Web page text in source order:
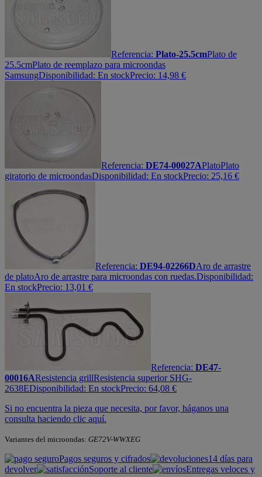
Referencia: Plato-25.5cmPlato de
25.5cmPlato de reemplazo para microondas
SamsungDisponibilidad: En stockPrecio: 14,98 €
Referencia: DE74-00027APlatoPlato
giratorio de microondasDisponibilidad: En stockPrecio: 25,16 €
Referencia: DE94-02266DAro de arrastre
de platoAro de arrastre para microondas con ruedas.Disponibilidad:
En stockPrecio: 13,01 €
Referencia: DE47-
00016AResistencia grillResistencia superior SHG-
2638EDisponibilidad: En stockPrecio: 64,08 €
Si no encuentra la pieza que necesita, por favor, háganos una
consulta haciendo clic aquí.
Variantes del microondas: GE72V-WWXEG
Pagos seguros y cifrados
14 días para
devolver
Soporte al cliente
Entregas veloces y